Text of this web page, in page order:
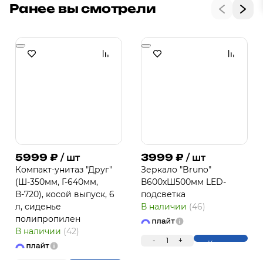
Ранее вы смотрели
5999 ₽ / шт
Компакт-унитаз "Друг"
(Ш-350мм, Г-640мм,
В-720), косой выпуск, 6
л, сиденье
полипропилен
В наличии (42)
3999 ₽ / шт
Зеркало "Bruno"
В600хШ500мм LED-
подсветка
В наличии (46)
- 1 + Купить